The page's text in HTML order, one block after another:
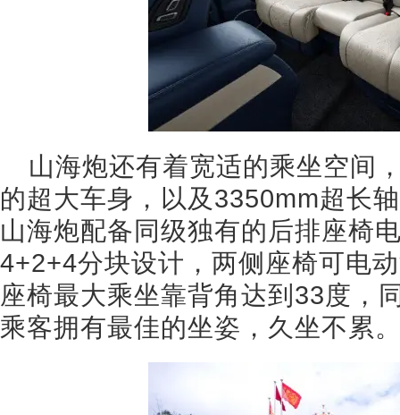
山海炮还有着宽适的乘坐空间
的超大车身，以及3350mm超长
山海炮配备同级独有的后排座椅
4+2+4分块设计，两侧座椅可电
座椅最大乘坐靠背角达到33度，
乘客拥有最佳的坐姿，久坐不累